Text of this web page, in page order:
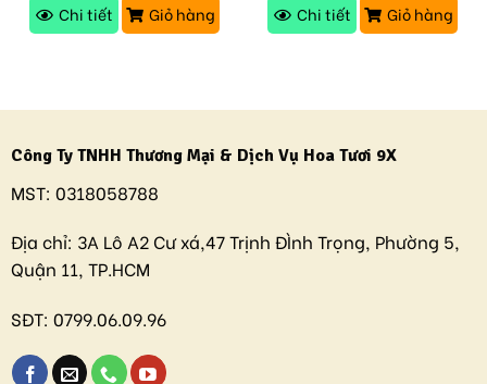
Chi tiết
Giỏ hàng
Chi tiết
Giỏ hàng
Công Ty TNHH Thương Mại & Dịch Vụ Hoa Tươi 9X
MST: 0318058788
Địa chỉ: 3A Lô A2 Cư xá,47 Trịnh ĐÌnh Trọng, Phường 5,
Quận 11, TP.HCM
SĐT: 0799.06.09.96